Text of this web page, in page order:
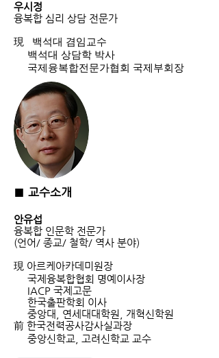
우시정
융복합 심리 상담 전문가
現 백석대 겸임교수
백석대 상담학 박사
국제융복합전문가협회 국제부회장
■ 교수소개
안유섭
융복합 인문학 전문가
(언어/ 종교/ 철학/ 역사 분야)
現 아르케아카데미원장
국제융복합협회 명예이사장
IACP 국제고문
한국출판학회 이사
중앙대, 연세대대학원, 개혁신학원
前 한국전력공사감사실과장
중앙신학교, 고려신학교 교수